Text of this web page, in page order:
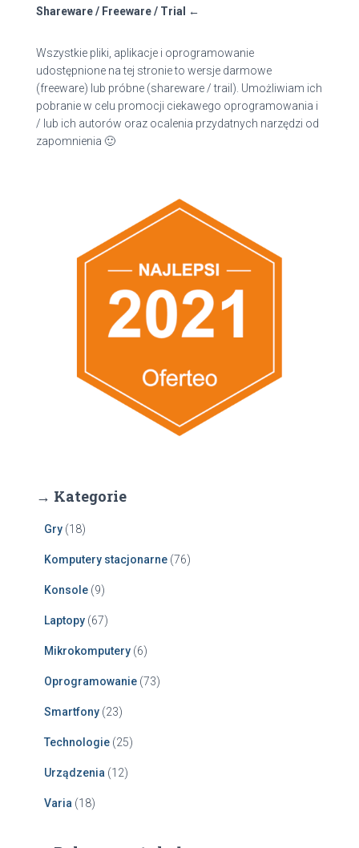
Shareware / Freeware / Trial ←
Wszystkie pliki, aplikacje i oprogramowanie
udostępnione na tej stronie to wersje darmowe
(freeware) lub próbne (shareware / trail). Umożliwiam ich
pobranie w celu promocji ciekawego oprogramowania i
/ lub ich autorów oraz ocalenia przydatnych narzędzi od
zapomnienia 🙂
→ Kategorie
Gry (18)
Komputery stacjonarne (76)
Konsole (9)
Laptopy (67)
Mikrokomputery (6)
Oprogramowanie (73)
Smartfony (23)
Technologie (25)
Urządzenia (12)
Varia (18)